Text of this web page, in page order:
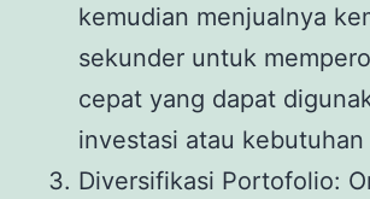
kemudian menjualnya
sekunder untuk
cepat yang dapat
investasi atau kebutuhan
Diversifikasi Portofolio: